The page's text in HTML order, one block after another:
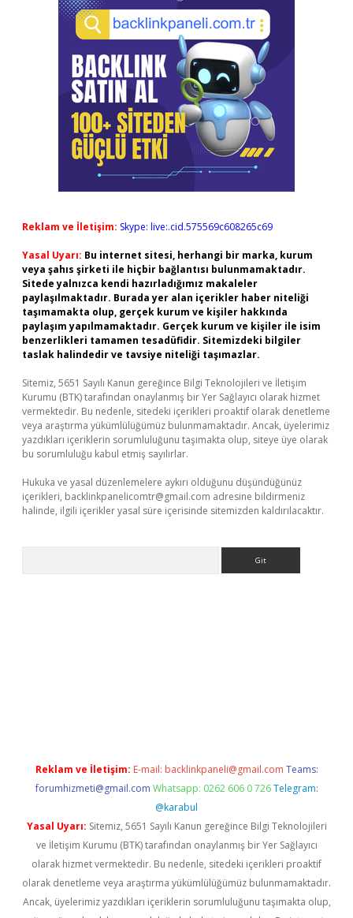
Reklam ve İletişim: Skype: live:.cid.575569c608265c69
Yasal Uyarı: Bu internet sitesi, herhangi bir marka, kurum
veya şahıs şirketi ile hiçbir bağlantısı bulunmamaktadır.
Sitede yalnızca kendi hazırladığımız makaleler
paylaşılmaktadır. Burada yer alan içerikler haber niteliği
taşımamakta olup, gerçek kurum ve kişiler hakkında
paylaşım yapılmamaktadır. Gerçek kurum ve kişiler ile isim
benzerlikleri tamamen tesadüfidir. Sitemizdeki bilgiler
taslak halindedir ve tavsiye niteliği taşımazlar.
Sitemiz, 5651 Sayılı Kanun gereğince Bilgi Teknolojileri ve İletişim
Kurumu (BTK) tarafından onaylanmış bir Yer Sağlayıcı olarak hizmet
vermektedir. Bu nedenle, sitedeki içerikleri proaktif olarak denetleme
veya araştırma yükümlülüğümüz bulunmamaktadır. Ancak, üyelerimiz
yazdıkları içeriklerin sorumluluğunu taşımakta olup, siteye üye olarak
bu sorumluluğu kabul etmiş sayılırlar.
Hukuka ve yasal düzenlemelere aykırı olduğunu düşündüğünüz
içerikleri, backlinkpanelicomtr@gmail.com adresine bildirmeniz
halinde, ilgili içerikler yasal süre içerisinde sitemizden kaldırılacaktır.
Reklam ve İletişim: E-mail: backlinkpaneli@gmail.com Teams:
forumhizmeti@gmail.com Whatsapp: 0262 606 0 726 Telegram:
@karabul
Yasal Uyarı: Sitemiz, 5651 Sayılı Kanun gereğince Bilgi Teknolojileri
ve İletişim Kurumu (BTK) tarafından onaylanmış bir Yer Sağlayıcı
olarak hizmet vermektedir. Bu nedenle, sitedeki içerikleri proaktif
olarak denetleme veya araştırma yükümlülüğümüz bulunmamaktadır.
Ancak, üyelerimiz yazdıkları içeriklerin sorumluluğunu taşımakta olup,